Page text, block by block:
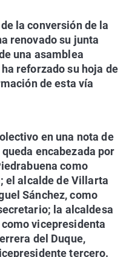
la conversión de la
renovado su junta
una asamblea
reforzado su hoja de
de esta vía
en una nota de
encabezada por
como
el alcalde de Villarta
Sánchez, como
la alcaldesa
vicepresidenta
del Duque,
tercero.